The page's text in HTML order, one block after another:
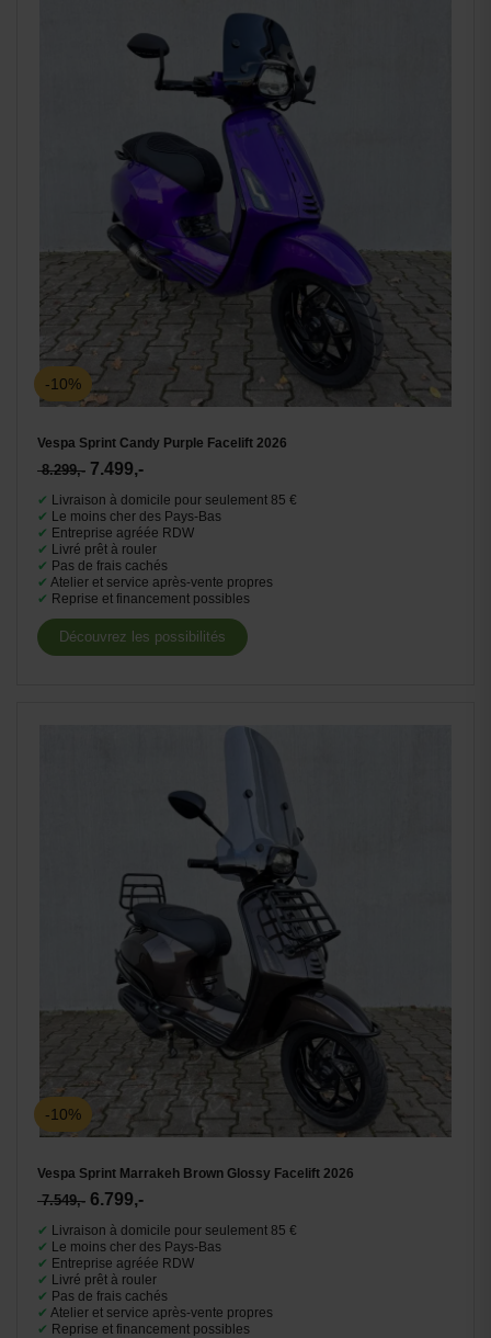
-10%
Vespa Sprint Candy Purple Facelift 2026
8.299,- 7.499,-
✔ Livraison à domicile pour seulement 85 €
✔ Le moins cher des Pays-Bas
✔ Entreprise agréée RDW
✔ Livré prêt à rouler
✔ Pas de frais cachés
✔ Atelier et service après-vente propres
✔ Reprise et financement possibles
Découvrez les possibilités
-10%
Vespa Sprint Marrakeh Brown Glossy Facelift 2026
7.549,- 6.799,-
✔ Livraison à domicile pour seulement 85 €
✔ Le moins cher des Pays-Bas
✔ Entreprise agréée RDW
✔ Livré prêt à rouler
✔ Pas de frais cachés
✔ Atelier et service après-vente propres
✔ Reprise et financement possibles